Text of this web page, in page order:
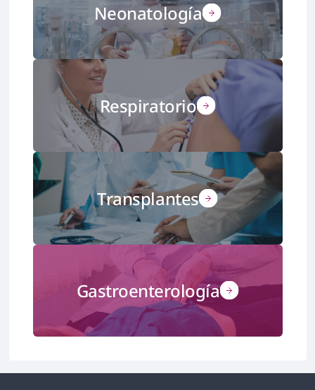
Neonatología
Respiratorio
Transplantes
Gastroenterología